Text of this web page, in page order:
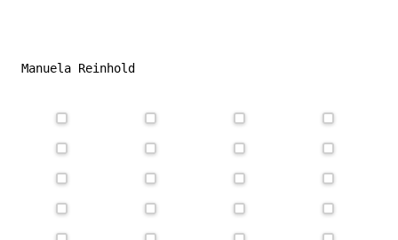
Manuela Reinhold